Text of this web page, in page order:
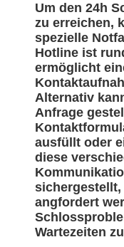
Um den 24h
zu erreichen,
spezielle
Hotline ist
ermöglicht
Alternativ
Anfrage
ausfüllt oder
diese
angfordert
Wartezeiten